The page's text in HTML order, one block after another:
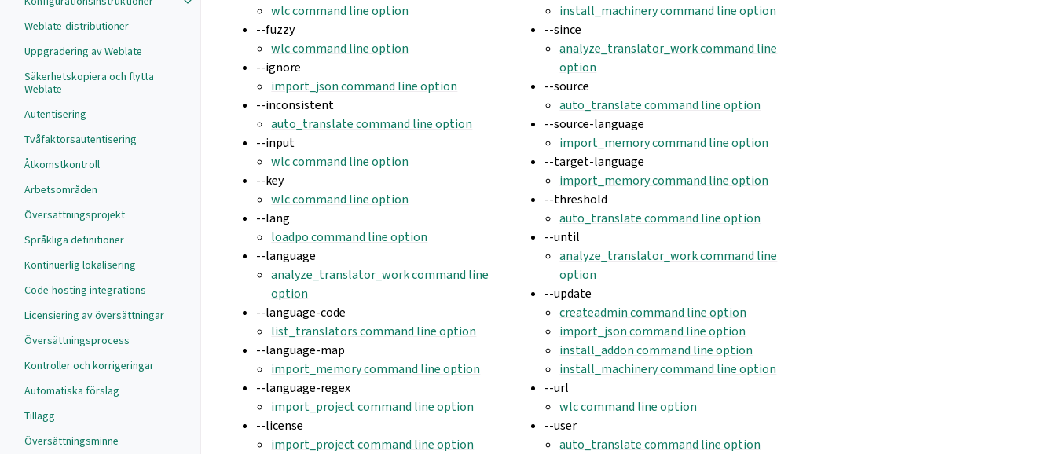
Weblate-distributioner
Uppgradering av Weblate
Säkerhetskopiera och flytta
Weblate
Autentisering
Tvåfaktorsautentisering
Åtkomstkontroll
Arbetsområden
Översättningsprojekt
Språkliga definitioner
Kontinuerlig lokalisering
Code-hosting integrations
Licensiering av översättningar
Översättningsprocess
Kontroller och korrigeringar
Automatiska förslag
Tillägg
Översättningsminne
wlc command line option
--fuzzy
wlc command line option
--ignore
import_json command line option
--inconsistent
auto_translate command line option
--input
wlc command line option
--key
wlc command line option
--lang
loadpo command line option
--language
analyze_translator_work command line
option
--language-code
list_translators command line option
--language-map
import_memory command line option
--language-regex
import_project command line option
--license
import_project command line option
install_machinery command line option
--since
analyze_translator_work command line
option
--source
auto_translate command line option
--source-language
import_memory command line option
--target-language
import_memory command line option
--threshold
auto_translate command line option
--until
analyze_translator_work command line
option
--update
createadmin command line option
import_json command line option
install_addon command line option
install_machinery command line option
--url
wlc command line option
--user
auto_translate command line option